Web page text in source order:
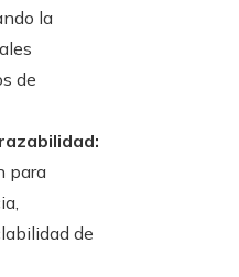
la
de
para
de